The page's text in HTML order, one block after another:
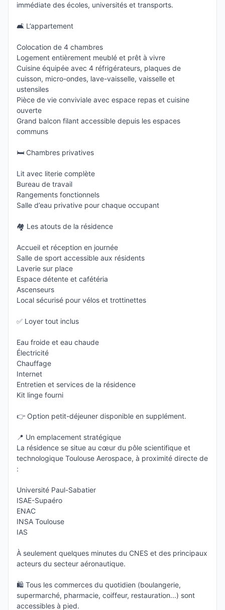
immédiate des écoles, universités et transports.
🛋 L’appartement
Colocation de 4 chambres
Logement entièrement meublé et prêt à vivre
Cuisine équipée avec 4 réfrigérateurs, plaques de
cuisson, micro-ondes, lave-vaisselle, vaisselle et
ustensiles
Pièce de vie conviviale avec espace repas et cuisine
ouverte
Grand balcon filant accessible depuis les espaces
communs
🛏 Chambres privatives
Lit avec literie complète
Bureau de travail
Rangements fonctionnels
Salle d’eau privative pour chaque occupant
🏘 Les atouts de la résidence
Accueil et réception en journée
Salle de sport accessible aux résidents
Laverie sur place
Espace détente et cafétéria
Ascenseurs
Local sécurisé pour vélos et trottinettes
✅ Loyer tout inclus
Eau froide et eau chaude
Électricité
Chauffage
Internet
Entretien et services de la résidence
Kit linge fourni
👉 Option petit-déjeuner disponible en supplément.
📍 Un emplacement stratégique
La résidence se situe au cœur du pôle scientifique et
technologique Toulouse Aerospace, à proximité directe de
:
Université Paul-Sabatier
ISAE-Supaéro
ENAC
INSA Toulouse
IAS
À seulement quelques minutes du CNES et des principaux
acteurs du secteur aéronautique.
🛍 Tous les commerces du quotidien (boulangerie,
supermarché, pharmacie, coiffeur, restauration...) sont
accessibles à pied.